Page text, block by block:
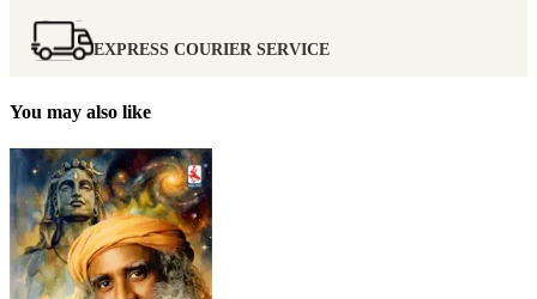
EXPRESS COURIER SERVICE
You may also like